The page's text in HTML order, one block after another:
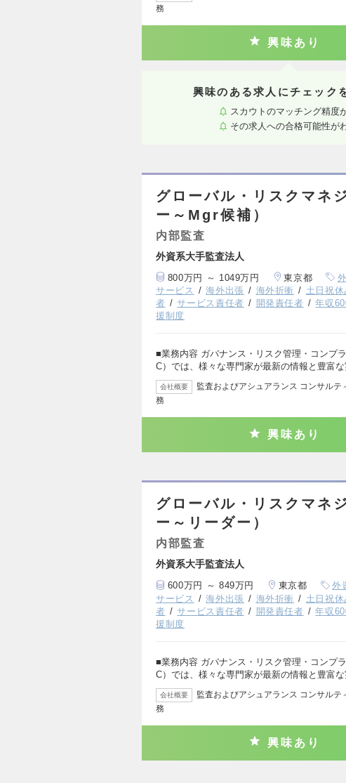
務
興味あり
興味のある求人にチェック
スカウトのマッチング精度
その求人への合格可能性が
グローバル・リスクマネ
ー～Mgr候補）
内部監査
外資系大手監査法人
800万円 ～ 1049万円 東京都
サービス
海外出張 海外折衝 土日祝休
者
サービス責任者 開発責任者 年収
援制度
■業務内容 ガバナンス・リスク管理・コンプ
C）では、様々な専門家が最新の情報と豊富
会社概要
監査およびアシュアランス コンサル
務
興味あり
グローバル・リスクマネ
ー～リーダー）
内部監査
外資系大手監査法人
600万円 ～ 849万円 東京都 外
サービス
海外出張 海外折衝 土日祝休
者
サービス責任者 開発責任者 年収
援制度
■業務内容 ガバナンス・リスク管理・コンプ
C）では、様々な専門家が最新の情報と豊富な
会社概要
監査およびアシュアランス コンサル
務
興味あり